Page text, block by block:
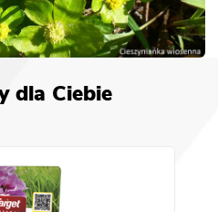
dla Ciebie